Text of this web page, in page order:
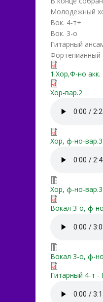
Молодежный
Вок. 4-т+
Вок. 3-о
Гитарный
Фортепианный
1.Хор,Ф-но
my-
Хор-вар.2
my-
my-
Хор, ф-но-
my-
my-
Хор, ф-но-
my-
Вокал 3-о, ф-
my-
my-
Вокал 3-о, ф-
Гитарный 4-т -